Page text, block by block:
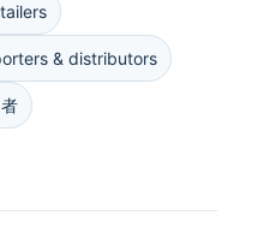
& distributors